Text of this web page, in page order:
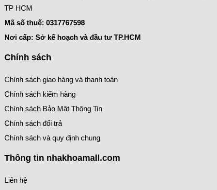
TP HCM
Mã số thuế: 0317767598
Nơi cấp: Sở kế hoạch và đầu tư TP.HCM
Chính sách
Chính sách giao hàng và thanh toán
Chính sách kiểm hàng
Chính sách Bảo Mật Thông Tin
Chính sách đổi trả
Chính sách và quy định chung
Thông tin nhakhoamall.com
Liên hệ